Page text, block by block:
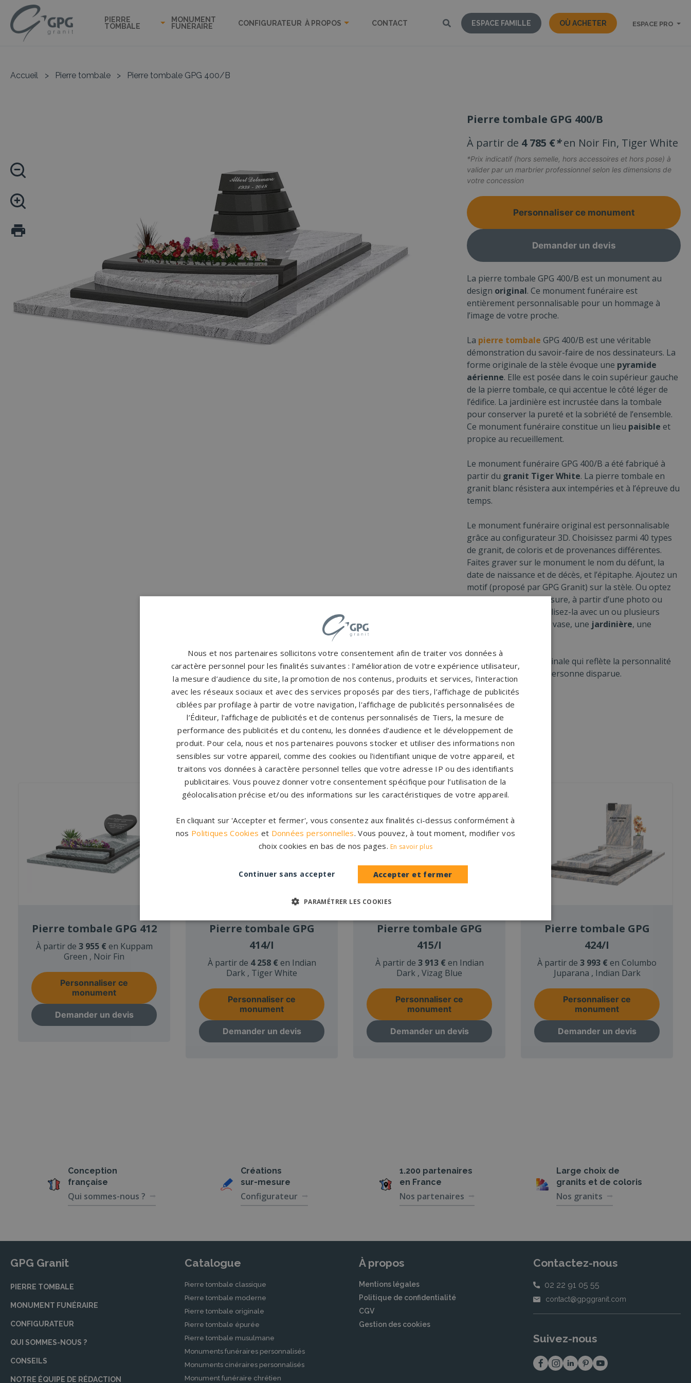
PIERRE
TOMBALE
MONUMENT
FUNÉRAIRE
CONFIGURATEUR À PROPOS CONTACT ESPACE FAMILLE OÙ ACHETER ESPACE PRO
Accueil > Pierre tombale > Pierre tombale GPG 400/B
Pierre tombale GPG 400/B
À partir de 4 785 €* en Noir Fin, Tiger White
*Prix indicatif (hors semelle, hors accessoires et hors pose) à
valider par un marbrier professionnel selon les dimensions de
votre concession
Personnaliser ce monument
Demander un devis
La pierre tombale GPG 400/B est un monument au
design original. Ce monument funéraire est
entièrement personnalisable pour un hommage à
l’image de votre proche.
La pierre tombale GPG 400/B est une véritable
démonstration du savoir-faire de nos dessinateurs. La
forme originale de la stèle évoque une pyramide
aérienne. Elle est posée dans le coin supérieur gauche
de la pierre tombale, ce qui accentue le côté léger de
l’édifice. La jardinière est incrustée dans la tombale
pour conserver la pureté et la sobriété de l’ensemble.
Ce monument funéraire constitue un lieu paisible et
propice au recueillement.
Le monument funéraire GPG 400/B a été fabriqué à
partir du granit Tiger White. La pierre tombale en
granit blanc résistera aux intempéries et à l’épreuve du
temps.
Le monument funéraire original est personnalisable
grâce au configurateur 3D. Choisissez parmi 40 types
de granit, de coloris et de provenances différentes.
Faites graver sur le monument le nom du défunt, la
date de naissance et de décès, et l’épitaphe. Ajoutez un
motif (proposé par GPG Granit) sur la stèle. Ou optez
pour un motif sur-mesure, à partir d’une photo ou
d’un dessin. Personnalisez-la avec un ou plusieurs
accessoires tels qu’un vase, une jardinière, une
Créez une tombe originale qui reflète la personnalité
et l’importance de la personne disparue.
NOS MONUMENTS SIMILAIRES
Pierre tombale GPG 412
À partir de 3 955 € en Kuppam
Green , Noir Fin
Personnaliser ce
monument
Demander un devis
Pierre tombale GPG
414/I
À partir de 4 258 € en Indian
Dark , Tiger White
Personnaliser ce
monument
Demander un devis
Pierre tombale GPG
415/I
À partir de 3 913 € en Indian
Dark , Vizag Blue
Personnaliser ce
monument
Demander un devis
Pierre tombale GPG
424/I
À partir de 3 993 € en Columbo
Juparana , Indian Dark
Personnaliser ce
monument
Demander un devis
Conception
française
Qui sommes-nous ?
Créations
sur-mesure
Configurateur
1.200 partenaires
en France
Nos partenaires
Large choix de
granits et de coloris
Nos granits
GPG Granit
PIERRE TOMBALE
MONUMENT FUNÉRAIRE
CONFIGURATEUR
QUI SOMMES-NOUS ?
CONSEILS
NOTRE ÉQUIPE DE RÉDACTION
Catalogue
Pierre tombale classique
Pierre tombale moderne
Pierre tombale originale
Pierre tombale épurée
Pierre tombale musulmane
Monuments funéraires personnalisés
Monuments cinéraires personnalisés
Monument funéraire chrétien
À propos
Mentions légales
Politique de confidentialité
CGV
Gestion des cookies
Contactez-nous
02 22 91 05 55
contact@gpggranit.com
Suivez-nous
Nous et nos partenaires sollicitons votre consentement afin de traiter vos données à
caractère personnel pour les finalités suivantes : l’amélioration de votre expérience utilisateur,
la mesure d’audience du site, la promotion de nos contenus, produits et services, l'interaction
avec les réseaux sociaux et avec des services proposés par des tiers, l’affichage de publicités
ciblées par profilage à partir de votre navigation, l'affichage de publicités personnalisées de
l’Éditeur, l'affichage de publicités et de contenus personnalisés de Tiers, la mesure de
performance des publicités et du contenu, les données d’audience et le développement de
produit. Pour cela, nous et nos partenaires pouvons stocker et utiliser des informations non
sensibles sur votre appareil, comme des cookies ou l'identifiant unique de votre appareil, et
traitons vos données à caractère personnel telles que votre adresse IP ou des identifiants
publicitaires. Vous pouvez donner votre consentement spécifique pour l’utilisation de la
géolocalisation précise et/ou des informations sur les caractéristiques de votre appareil.
En cliquant sur 'Accepter et fermer', vous consentez aux finalités ci-dessus conformément à
nos Politiques Cookies et Données personnelles. Vous pouvez, à tout moment, modifier vos
choix cookies en bas de nos pages. En savoir plus
Accepter et fermer
Continuer sans accepter
PARAMÉTRER LES COOKIES